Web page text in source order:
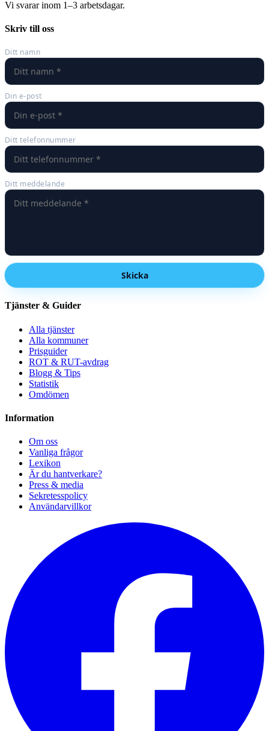
Vi svarar inom 1–3 arbetsdagar.
Skriv till oss
Ditt namn
Din e-post
Ditt telefonnummer
Ditt meddelande
Skicka
Tjänster & Guider
Alla tjänster
Alla kommuner
Prisguider
ROT & RUT-avdrag
Blogg & Tips
Statistik
Omdömen
Information
Om oss
Vanliga frågor
Lexikon
Är du hantverkare?
Press & media
Sekretesspolicy
Användarvillkor